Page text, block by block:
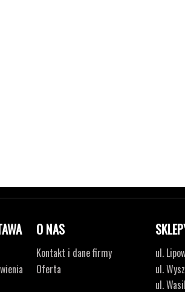
O NAS
Kontakt i dane firmy
Oferta
ul.
ul.
ul.